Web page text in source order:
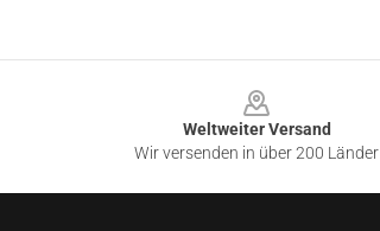
Weltweiter Versand
Wir versenden in über 200 Länder